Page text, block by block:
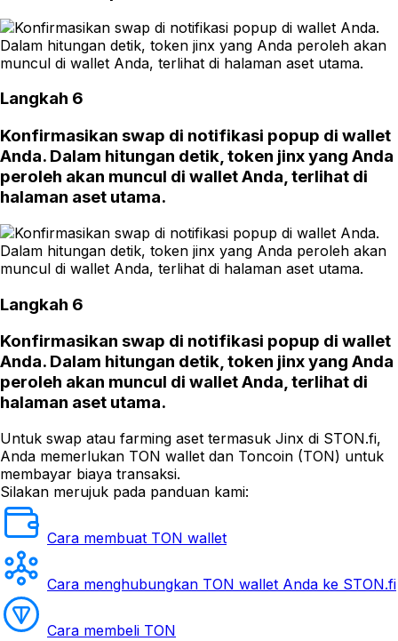
Langkah 6
Konfirmasikan swap di notifikasi popup di wallet
Anda. Dalam hitungan detik, token jinx yang Anda
peroleh akan muncul di wallet Anda, terlihat di
halaman aset utama.
Langkah 6
Konfirmasikan swap di notifikasi popup di wallet
Anda. Dalam hitungan detik, token jinx yang Anda
peroleh akan muncul di wallet Anda, terlihat di
halaman aset utama.
Untuk swap atau farming aset termasuk Jinx di STON.fi,
Anda memerlukan TON wallet dan Toncoin (TON) untuk
membayar biaya transaksi.
Silakan merujuk pada panduan kami:
Cara membuat TON wallet
Cara menghubungkan TON wallet Anda ke STON.fi
Cara membeli TON